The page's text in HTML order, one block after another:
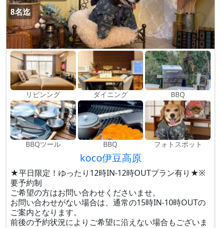
8名迄
リビンング ダイニング BBQ
BBQツール BBQ フォトスポット
koco伊豆高原
★平日限定！ゆったり12時IN-12時OUTプラン有り★※
要予約制
ご希望の方はお問い合わせくださいませ。
お問い合わせがない場合は、通常の15時IN-10時OUTの
ご案内となります。
前後の予約状況によりご希望に沿えない場合もございま